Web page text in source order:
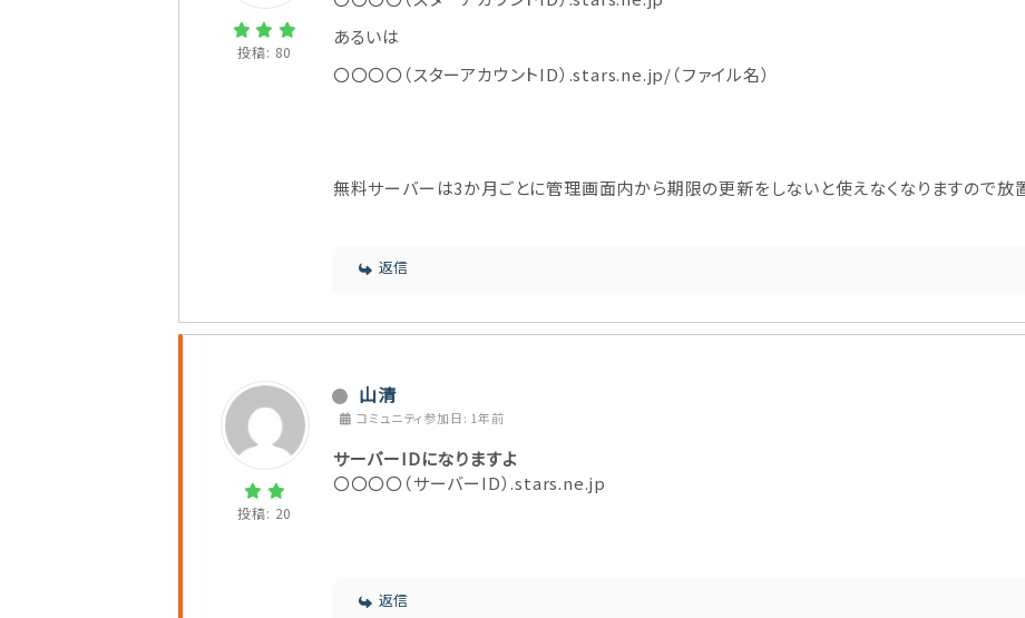
投稿: 80
あるいは
〇〇〇〇（スターアカウントID）.stars.ne.jp/（ファイル名）
無料サーバーは3か月ごとに管理画面内から期限の更新をしないと使えなくなりますので放
返信
投稿: 20
山清
コミュニティ参加日: 1年前
サーバーIDになりますよ
〇〇〇〇（サーバーID）.stars.ne.jp
返信